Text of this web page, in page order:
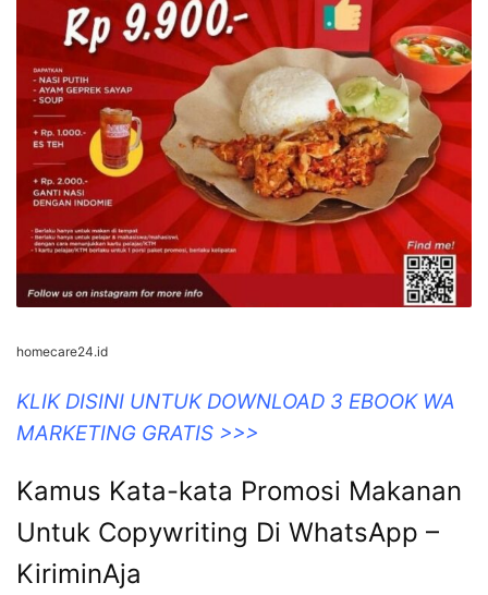
homecare24.id
KLIK DISINI UNTUK DOWNLOAD 3 EBOOK WA
MARKETING GRATIS >>>
Kamus Kata-kata Promosi Makanan
Untuk Copywriting Di WhatsApp –
KiriminAja